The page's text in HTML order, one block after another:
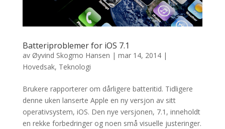
Batteriproblemer for iOS 7.1
av Øyvind Skogmo Hansen | mar 14, 2014|
Hovedsak, Teknologi
Brukere rapporterer om dårligere batteritid. Tidligere
denne uken lanserte Apple en ny versjon av sitt
operativsystem, iOS. Den nye versjonen, 7.1, inneholdt
en rekke forbedringer og noen små visuelle justeringer.